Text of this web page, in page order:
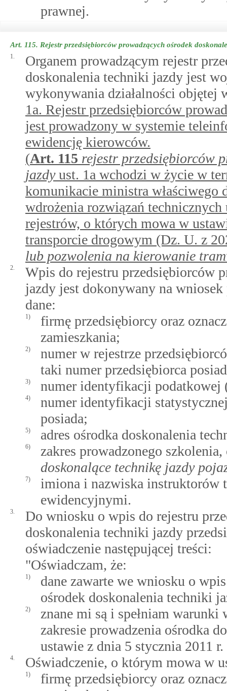
prawnej.
Art. 115. Rejestr przedsiębiorców prowadzących ośrodek
1.
Organem prowadzącym rejestr
doskonalenia techniki jazdy jest
wykonywania działalności objętej
1a. Rejestr przedsiębiorców
jest prowadzony w systemie
ewidencję kierowców.
(Art. 115 rejestr przedsiębiorców
jazdyust. 1a wchodzi w życie w
komunikacie ministra
wdrożenia rozwiązań
rejestrów, o których mowa w
transporcie drogowym (Dz. U. z
lub pozwolenia na kierowanie
2.
Wpis do rejestru przedsiębiorców
jazdy jest dokonywany na
dane:
1)
firmę przedsiębiorcy oraz
zamieszkania;
2)
numer w rejestrze
taki numer przedsiębiorca
3) numer identyfikacji podatkowej
4)
numer identyfikacji
posiada;
5) adres ośrodka doskonalenia
6)
zakres prowadzonego
doskonalące technikę jazdy
7)
imiona i nazwiska instruktorów
ewidencyjnymi.
3.
Do wniosku o wpis do rejestru
doskonalenia techniki jazdy
oświadczenie następującej treści:
"Oświadczam, że:
1)
dane zawarte we wniosku o
ośrodek doskonalenia techniki
2)
znane mi są i spełniam
zakresie prowadzenia ośrodka
ustawie z dnia 5 stycznia 2011
4. Oświadczenie, o którym mowa w
1)
firmę przedsiębiorcy oraz